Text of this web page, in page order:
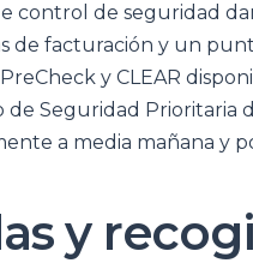
control de seguridad
de facturación y un
y CLEAR
de Seguridad Prioritaria
a media mañana y
y